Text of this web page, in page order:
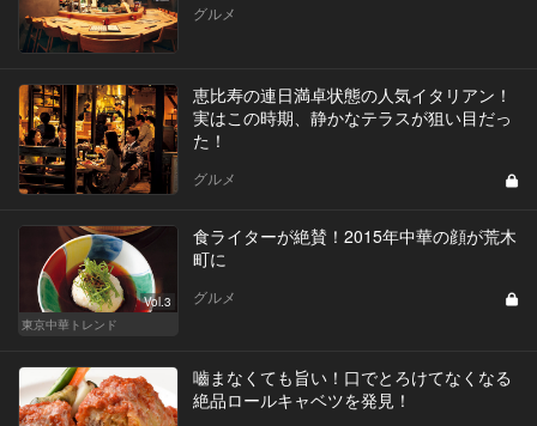
グルメ
恵比寿の連日満卓状態の人気イタリアン！
実はこの時期、静かなテラスが狙い目だっ
た！
グルメ
Vol.3
東京中華トレンド
食ライターが絶賛！2015年中華の顔が荒木
町に
グルメ
嚙まなくても旨い！口でとろけてなくなる
絶品ロールキャベツを発見！